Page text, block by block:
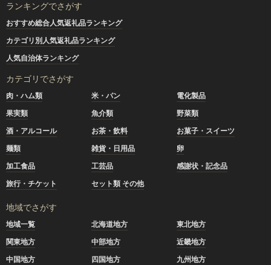
ランキングでさがす
おすすめ総合人気返礼品ランキング
カテゴリ別人気返礼品ランキング
人気自治体ランキング
カテゴリでさがす
肉・ハム類 米・パン
電化製品
果実類
魚介類
野菜類
酒・アルコール
お茶・飲料
お菓子・スイーツ
麺類
雑貨・日用品
卵
加工食品
工芸品
感謝状・記念品
旅行・チケット
セット類 その他
地域でさがす
地域一覧 北海道地方
東北地方
関東地方
中部地方
近畿地方
中国地方
四国地方 九州地方